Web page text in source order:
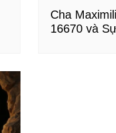
Cha
16670 và